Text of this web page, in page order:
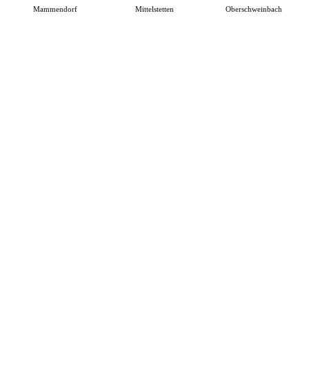
Mammendorf Mittelstetten Oberschweinbach